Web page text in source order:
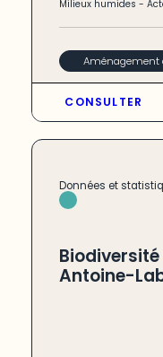
Milieux humides -
Aménagement
CONSULTER
Données et
Antoine-